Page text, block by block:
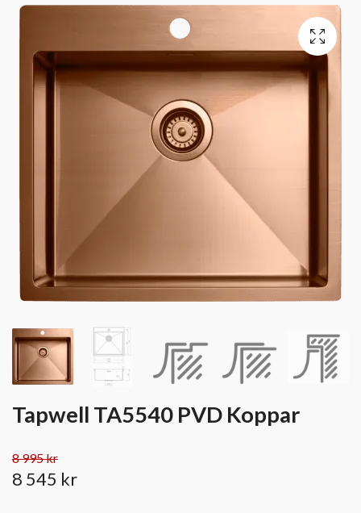
Tapwell TA5540 PVD Koppar
8 995 kr
8 545 kr